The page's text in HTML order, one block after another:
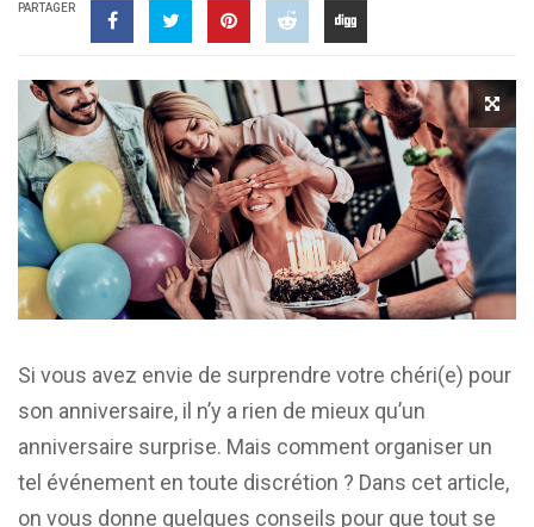
PARTAGER
Si vous avez envie de surprendre votre chéri(e) pour
son anniversaire, il n’y a rien de mieux qu’un
anniversaire surprise. Mais comment organiser un
tel événement en toute discrétion ? Dans cet article,
on vous donne quelques conseils pour que tout se